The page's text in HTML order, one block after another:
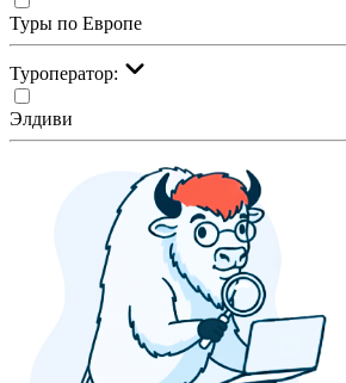
Туры по Европе
Туроператор:
Элдиви